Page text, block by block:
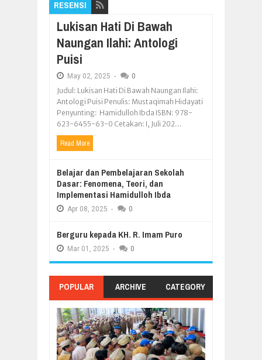
RESENSI
Lukisan Hati Di Bawah
Naungan Ilahi: Antologi
Puisi
May 02, 2025 - 0
Judul: Lukisan Hati Di Bawah Naungan Ilahi:
Antologi Puisi Penulis: Mustaqimah Hidayati
Penyunting: Hamidulloh Ibda ISBN: 978-
623-6455-63-0 Cetakan: I, Juli 202...
Read More
Belajar dan Pembelajaran Sekolah
Dasar: Fenomena, Teori, dan
Implementasi Hamidulloh Ibda
Apr 08, 2025 - 0
Berguru kepada KH. R. Imam Puro
Mar 01, 2025 - 0
POPULAR ARCHIVE CATEGORY